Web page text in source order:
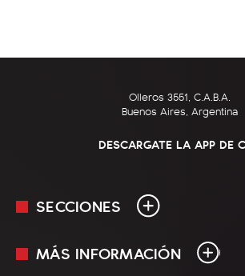
Olleros 3551, C.A.B.A.
Buenos Aires, Argentina
DESCARGATE LA APP DE
SECCIONES
En Vivo
MÁS INFORMACIÓN